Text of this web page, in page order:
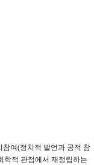
참여(정치적 발언과 공적 참
학적 관점에서 재정립하는